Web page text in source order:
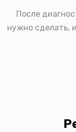
После
нужно сделать,